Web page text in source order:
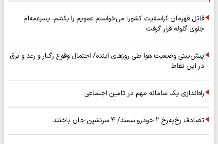
قاتل قهرمان کراسفیت کشور: می‌خواستم عمویم را بکشم، پسرعمه‌ام
جلوی گلوله قرار گرفت
پیش‌بینی وضعیت هوا طی روزهای آینده/ احتمال وقوع رگبار و رعد و برق
در این نقاط
راه‌اندازی یک سامانه مهم در تامین اجتماعی
تصادف رخ‌به‌رخ ۲ خودرو سمند/ ۴ سرنشین جان باختند